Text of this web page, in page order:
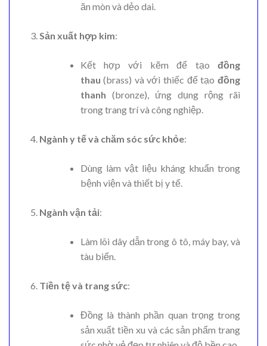
ăn mòn và dẻo dai.
Sản xuất hợp kim:
Kết hợp với kẽm để tạo đồng
thau (brass) và với thiếc để tạo đồng
thanh (bronze), ứng dụng rộng rãi
trong trang trí và công nghiệp.
Ngành y tế và chăm sóc sức khỏe:
Dùng làm vật liệu kháng khuẩn trong
bệnh viện và thiết bị y tế.
Ngành vận tải:
Làm lõi dây dẫn trong ô tô, máy bay, và
tàu biển.
Tiền tệ và trang sức:
Đồng là thành phần quan trọng trong
sản xuất tiền xu và các sản phẩm trang